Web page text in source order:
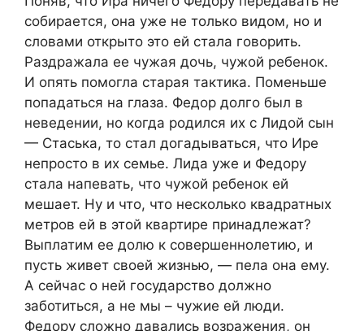
собирается, она уже не только видом, но и
словами открыто это ей стала говорить.
Раздражала ее чужая дочь, чужой ребенок.
И опять помогла старая тактика. Поменьше
попадаться на глаза. Федор долго был в
неведении, но когда родился их с Лидой сын
— Стаська, то стал догадываться, что Ире
непросто в их семье. Лида уже и Федору
стала напевать, что чужой ребенок ей
мешает. Ну и что, что несколько квадратных
метров ей в этой квартире принадлежат?
Выплатим ее долю к совершеннолетию, и
пусть живет своей жизнью, — пела она ему.
А сейчас о ней государство должно
заботиться, а не мы – чужие ей люди.
Федору сложно давались возражения, он